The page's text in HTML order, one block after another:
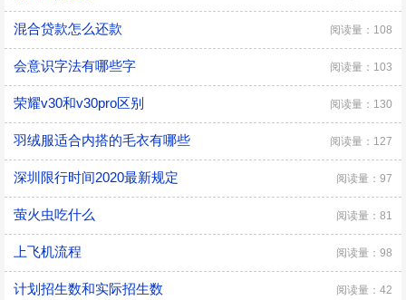
混合贷款怎么还款 阅读量：108
会意识字法有哪些字 阅读量：103
荣耀v30和v30pro区别 阅读量：130
羽绒服适合内搭的毛衣有哪些 阅读量：127
深圳限行时间2020最新规定 阅读量：97
萤火虫吃什么 阅读量：81
上飞机流程 阅读量：98
计划招生数和实际招生数 阅读量：42